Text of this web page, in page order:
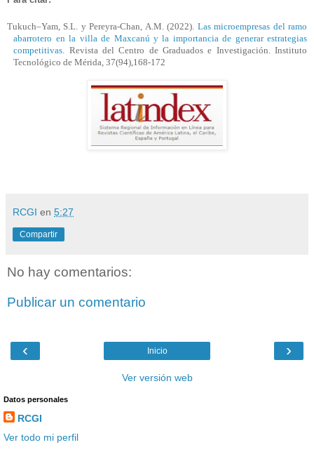
Tukuch–Yam , S.L. y Pereyra-Chan, A.M. (2022). Las microempresas del ramo
abarrotero en la villa de Maxcanú y la importancia de generar estrategias
competitivas. Revista del Centro de Graduados e Investigación. Instituto
Tecnológico de Mérida, 37(94),168-172
RCGI en 5:27
Compartir
No hay comentarios:
Publicar un comentario
‹ ›
Inicio
Ver versión web
Datos personales
RCGI
Ver todo mi perfil